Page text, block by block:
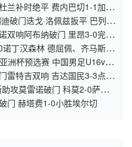
兰补时绝平 费内巴切1-1加拉
破门迭戈·洛佩兹扳平 巴列卡
双响阿布纳破门 里昂3-0完胜
丁汉森林 德屈佩、齐马斯破
洲杯预选赛 中国男足U16vs
雷特吉双响 吉达国民3-3点球
攻莫雷诺破门 科莫2-0萨索洛
门 赫塔费1-0小胜埃尔切